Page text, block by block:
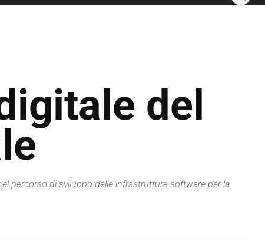
del
percorso di sviluppo delle infrastrutture software per la